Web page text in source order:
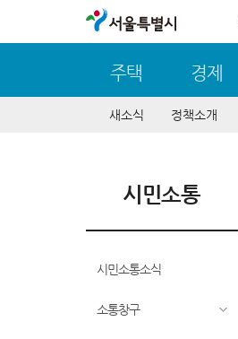
서울특별시
주택 경제
새소식 정책소개
시민소통
시민소통소식
소통창구